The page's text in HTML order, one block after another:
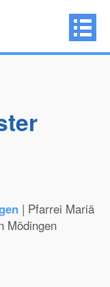
| Pfarrei Mariä
Mödingen